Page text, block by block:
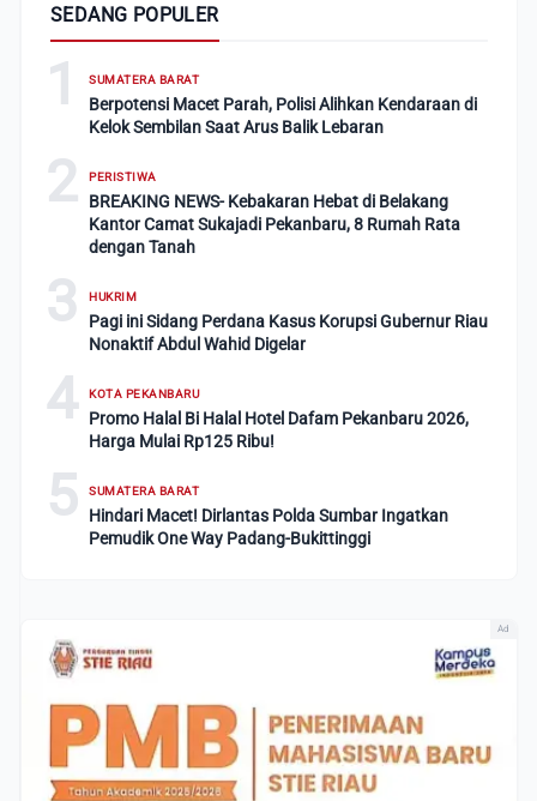
SEDANG POPULER
1 SUMATERA BARAT
Berpotensi Macet Parah, Polisi Alihkan Kendaraan di
Kelok Sembilan Saat Arus Balik Lebaran
2 PERISTIWA
BREAKING NEWS- Kebakaran Hebat di Belakang
Kantor Camat Sukajadi Pekanbaru, 8 Rumah Rata
dengan Tanah
3 HUKRIM
Pagi ini Sidang Perdana Kasus Korupsi Gubernur Riau
Nonaktif Abdul Wahid Digelar
4 KOTA PEKANBARU
Promo Halal Bi Halal Hotel Dafam Pekanbaru 2026,
Harga Mulai Rp125 Ribu!
5 SUMATERA BARAT
Hindari Macet! Dirlantas Polda Sumbar Ingatkan
Pemudik One Way Padang-Bukittinggi
Ad